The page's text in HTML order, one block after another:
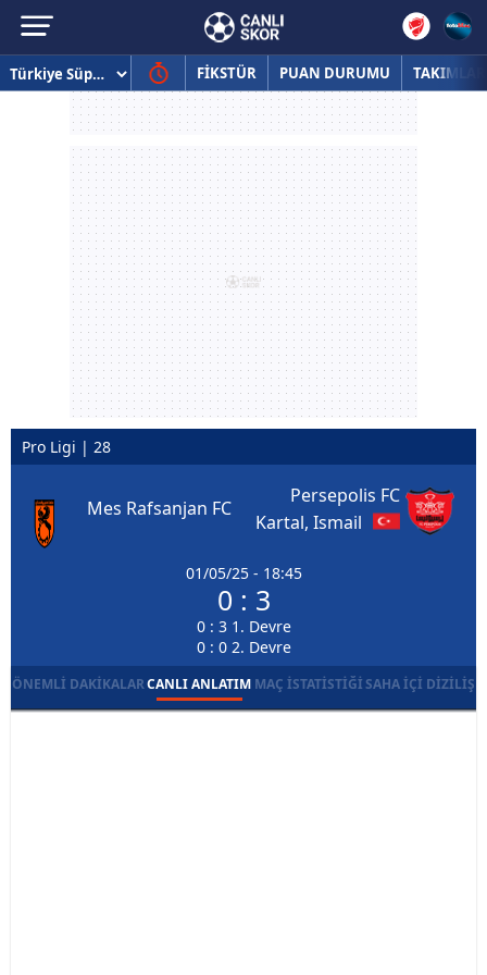
FİKSTÜR PUAN DURUMU TAKIMLAR
Pro Ligi | 28
Mes Rafsanjan FC
01/05/25 - 18:45
0 : 3
0 : 3 1. Devre
0 : 0 2. Devre
Persepolis FC
Kartal, Ismail
ÖNEMLI DAKIKALARCANLI ANLATIM MAÇ İSTATISTIĞISAHA İÇI DIZILIŞ